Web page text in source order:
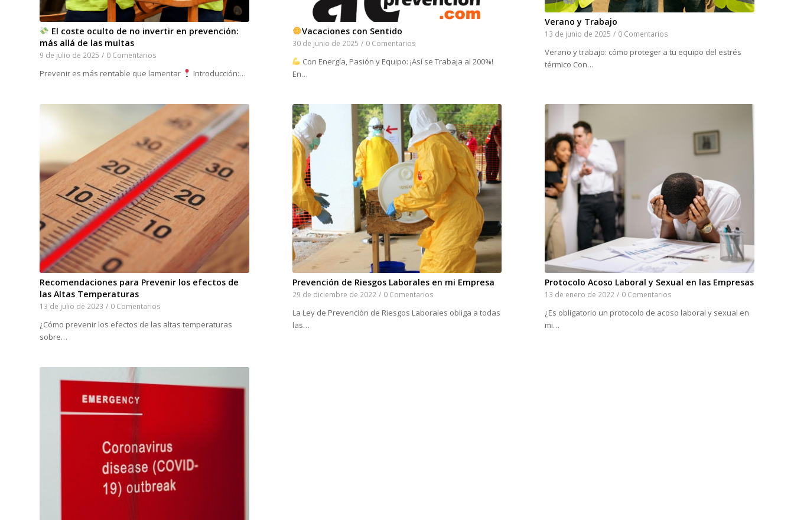
El coste oculto de no invertir en prevención:
más allá de las multas
9 de julio de 2025 / 0 Comentarios
Prevenir es más rentable que lamentar Introducción:…
Vacaciones con Sentido
30 de junio de 2025 / 0 Comentarios
Con Energía, Pasión y Equipo: ¡Así se Trabaja al 200%!
En…
Verano y Trabajo
13 de junio de 2025 / 0 Comentarios
Verano y trabajo: cómo proteger a tu equipo del estrés
térmico Con…
Recomendaciones para Prevenir los efectos de
las Altas Temperaturas
13 de julio de 2023 / 0 Comentarios
¿Cómo prevenir los efectos de las altas temperaturas
sobre…
Prevención de Riesgos Laborales en mi Empresa
29 de diciembre de 2022 / 0 Comentarios
La Ley de Prevención de Riesgos Laborales obliga a todas
las…
Protocolo Acoso Laboral y Sexual en las Empresas
13 de enero de 2022 / 0 Comentarios
¿Es obligatorio un protocolo de acoso laboral y sexual en
mi…